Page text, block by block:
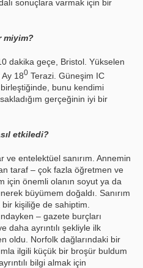
sonuçlara varmak için bir
miyim?
dakika geçe, Bristol. Yükselen
Ay 180 Terazi. Güneşim IC
bunu kendimi
gerçeğinin iyi bir
etkiledi?
entelektüel sanırım. Annemin
taraf – çok fazla öğretmen ve
için önemli olanın soyut ya da
büyümem doğaldı. Sanırım
kişiliğe de sahiptim.
– gazete burçları
daha ayrıntılı şekliyle ilk
oldu. Norfolk dağlarındaki bir
ilgili küçük bir broşür buldum
bilgi almak için